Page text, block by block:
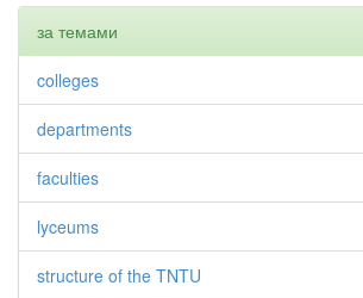
за темами
colleges
departments
faculties
lyceums
structure of the TNTU